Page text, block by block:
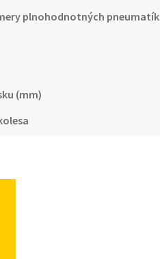
plnohodnotných pneumatík
(mm)